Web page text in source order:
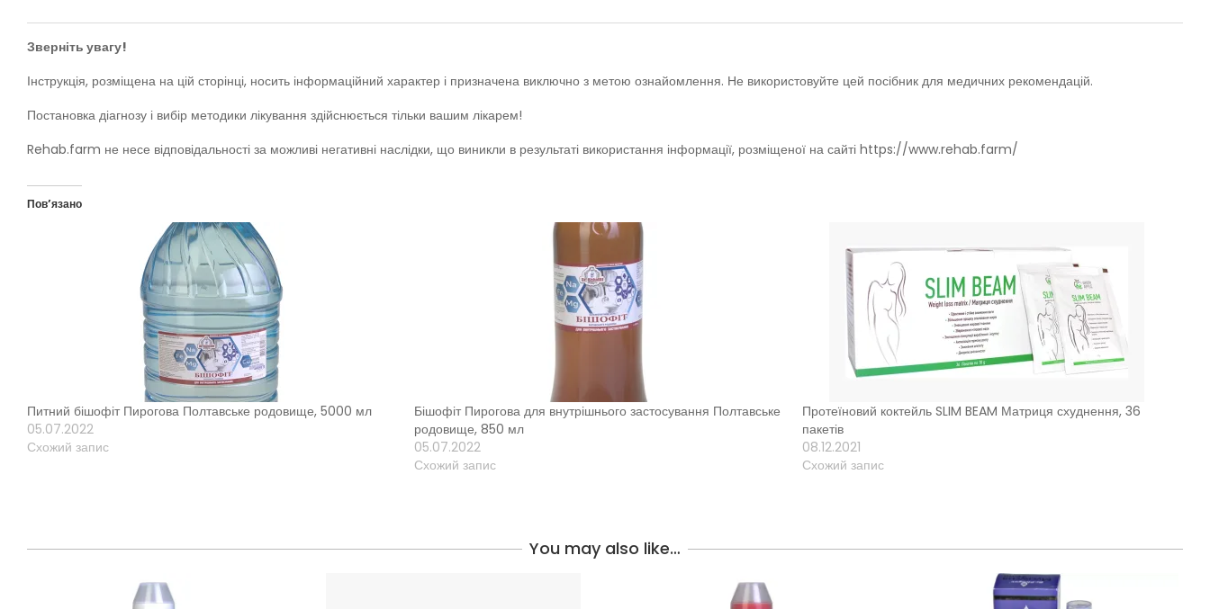
Зверніть увагу!
Інструкція, розміщена на цій сторінці, носить інформаційний характер і призначена виключно з метою ознайомлення. Не використовуйте цей посібник для медичних рекомендацій.
Постановка діагнозу і вибір методики лікування здійснюється тільки вашим лікарем!
Rehab.farm не несе відповідальності за можливі негативні наслідки, що виникли в результаті використання інформації, розміщеної на сайті https://www.rehab.farm/
Пов’язано
Питний бішофіт Пирогова Полтавське родовище, 5000 мл
05.07.2022
Схожий запис
Бішофіт Пирогова для внутрішнього застосування Полтавське
родовище, 850 мл
05.07.2022
Схожий запис
Протеїновий коктейль SLIM BEAM Матриця схуднення, 36
пакетів
08.12.2021
Схожий запис
You may also like…